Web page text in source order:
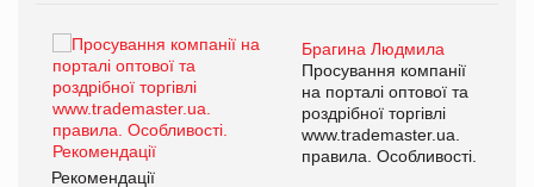
Брагина Людмила
Просування компанії
на порталі оптової та
роздрібної торгівлі
www.trademaster.ua.
правила. Особливості.
Рекомендації